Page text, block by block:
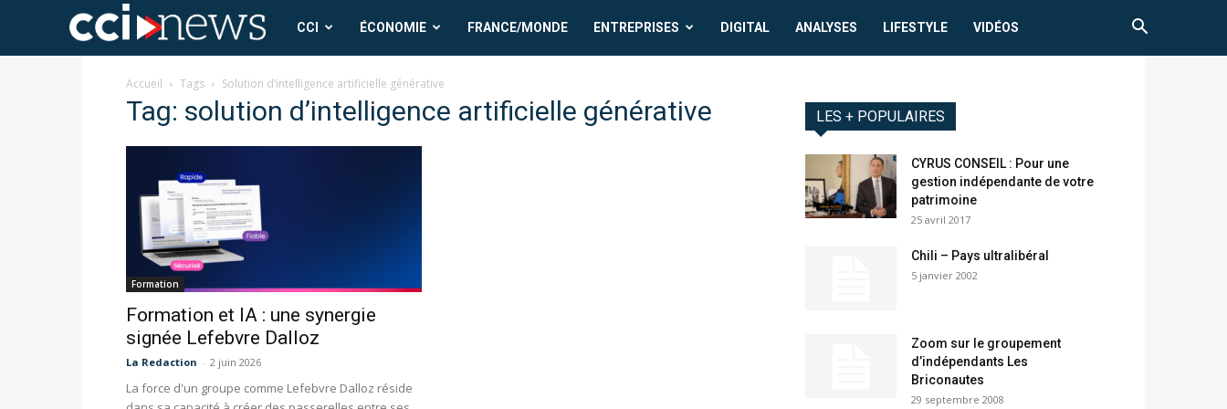
CCI
News
CCI ÉCONOMIE FRANCE/MONDE ENTREPRISES DIGITAL ANALYSES LIFESTYLE VIDÉOS
Accueil Tags Solution d’intelligence artificielle générative
Tag: solution d’intelligence artificielle générative
Formation
Formation et IA : une synergie
signée Lefebvre Dalloz
La Redaction - 2 juin 2026
La force d'un groupe comme Lefebvre Dalloz réside
LES + POPULAIRES
CYRUS CONSEIL : Pour une
gestion indépendante de votre
patrimoine
25 avril 2017
Chili – Pays ultralibéral
5 janvier 2002
Zoom sur le groupement
d’indépendants Les
Briconautes
29 septembre 2008